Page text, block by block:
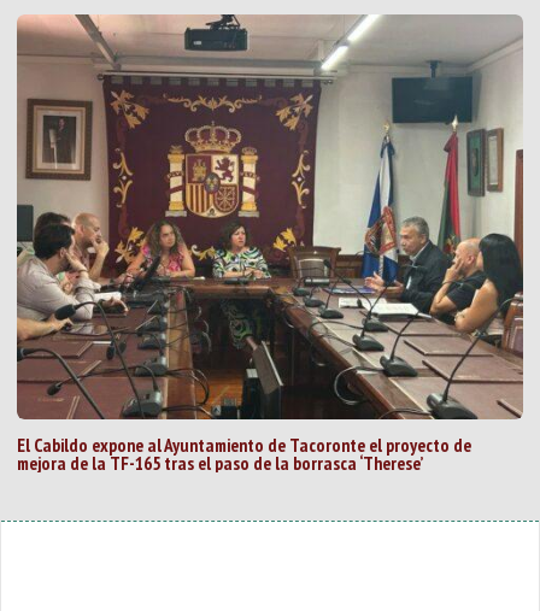
El Cabildo expone al Ayuntamiento de Tacoronte el proyecto de
mejora de la TF-165 tras el paso de la borrasca ‘Therese’